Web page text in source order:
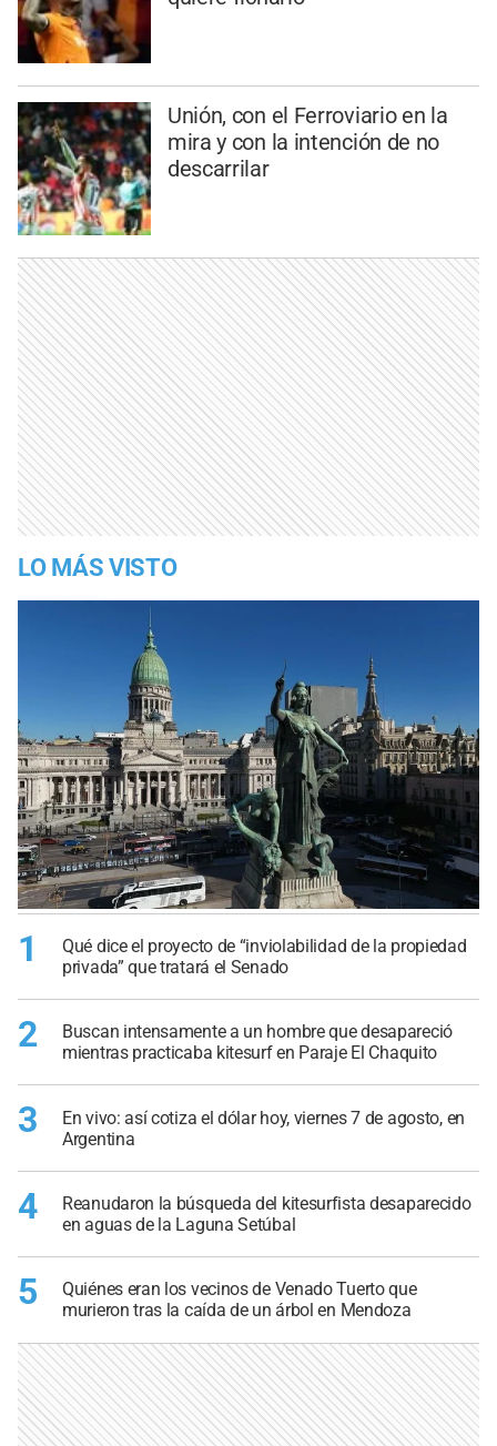
Unión, con el Ferroviario en la
mira y con la intención de no
descarrilar
LO MÁS VISTO
1
Qué dice el proyecto de “inviolabilidad de la propiedad
privada” que tratará el Senado
2
Buscan intensamente a un hombre que desapareció
mientras practicaba kitesurf en Paraje El Chaquito
3
En vivo: así cotiza el dólar hoy, viernes 7 de agosto, en
Argentina
4
Reanudaron la búsqueda del kitesurfista desaparecido
en aguas de la Laguna Setúbal
5
Quiénes eran los vecinos de Venado Tuerto que
murieron tras la caída de un árbol en Mendoza